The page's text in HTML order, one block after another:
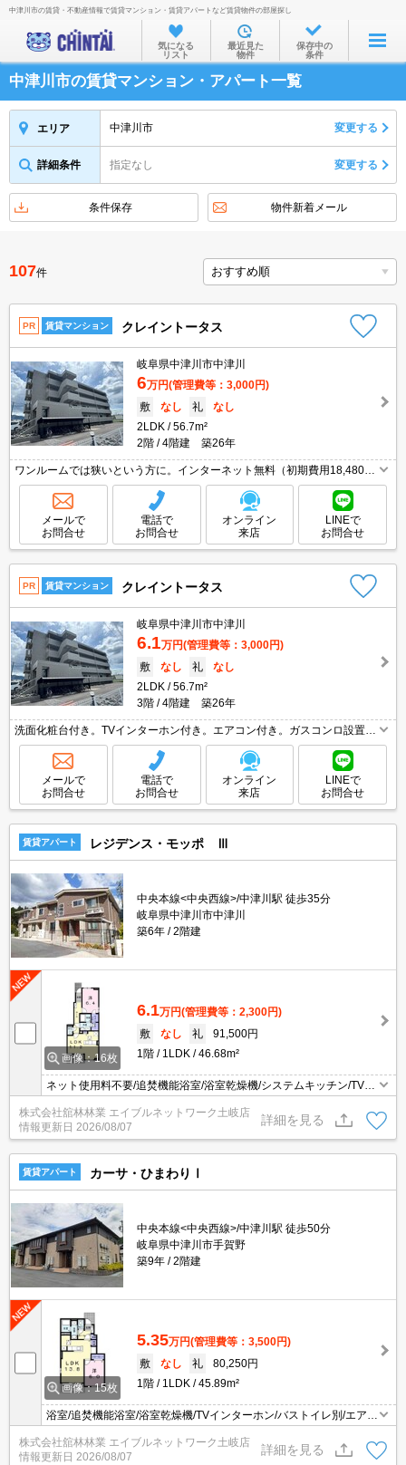
お部屋を探す
沿線・駅から
住所から
物件特集から
不動産会社から
TOP
中津川市の賃貸・不動産情報で賃貸マンション・賃貸アパートなど賃貸物件の部屋探し
気になる
リスト
最近見た
物件
保存中の
条件
中津川市の賃貸マンション・アパート一覧
エリア 中津川市 変更する
詳細条件 指定なし 変更する
条件保存 物件新着メール
107件
PR 賃貸マンション クレイントータス
岐阜県中津川市中津川
6万円(管理費等：3,000円)
敷
なし 礼
なし
2LDK
56.7m²
2階
4階建 築26年
ワンルームでは狭いという方に。インターネット無料（初期費用18,480
円）。退去時に室内清掃費・エアコンクリーニング代は借主実費負担。水
道保証金20,000円。
メールで
お問合せ
電話で
お問合せ
オンライン
来店
LINEで
お問合せ
PR 賃貸マンション クレイントータス
岐阜県中津川市中津川
6.1万円(管理費等：3,000円)
敷
なし 礼
なし
2LDK
56.7m²
3階
4階建 築26年
洗面化粧台付き。TVインターホン付き。エアコン付き。ガスコンロ設置
可。水道保証金20,000円。退去時に室内清掃費・エアコンクリーニング代
は借主実費負担。インターネット無料（初期費用18,480円）。
メールで
お問合せ
電話で
お問合せ
オンライン
来店
LINEで
お問合せ
賃貸アパート レジデンス・モッポ Ⅲ
中央本線<中央西線>/中津川駅 徒歩35分
岐阜県中津川市中津川
築6年
2階建
画像：16枚
6.1万円(管理費等：2,300円)
敷
なし 礼
91,500円
1階
1LDK 46.68m²
ネット使用料不要/追焚機能浴室/浴室乾燥機/システムキッチン/TVイ
ンターホン/宅配ボックス/防犯カメラ/エアコン2台/ペット相談/照明
付き/シャワー付洗面台/温水洗浄便座/ダブルロックキー/シューズボ
ックス/24時間換気/オートバス/複層ガラス/ウォークスルーククロゼ
ット/庭/室内物干し/角住戸/シャッター
株式会社舘林林業 エイブルネットワーク土岐店
情報更新日 2026/08/07
詳細を見る
賃貸アパート カーサ・ひまわりⅠ
中央本線<中央西線>/中津川駅 徒歩50分
岐阜県中津川市手賀野
築9年
2階建
画像：15枚
5.35万円(管理費等：3,500円)
敷
なし 礼
80,250円
1階
1LDK 45.89m²
浴室/追焚機能浴室/浴室乾燥機/TVインターホン/バストイレ別/エアコ
ン2台/シャワー付洗面台/温水洗浄便座/対面式キッチン/プロパンガ
ス/浄水器/床下収納/シューズボックス/BS/CS/フローリング/24時間
換気/オートバス/複層ガラス/クロゼット/洗濯機置場（室内）/洗面所
株式会社舘林林業 エイブルネットワーク土岐店
情報更新日 2026/08/07
詳細を見る